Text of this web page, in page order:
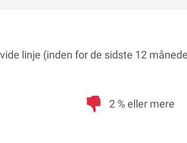
linje (inden for de sidste 12
2 % eller mere